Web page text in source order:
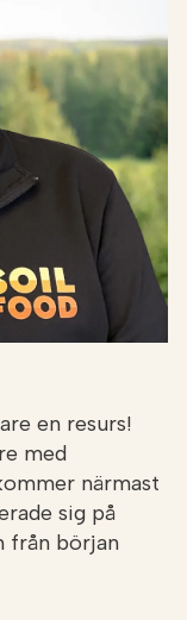
en resurs!
med
närmast
sig på
från början